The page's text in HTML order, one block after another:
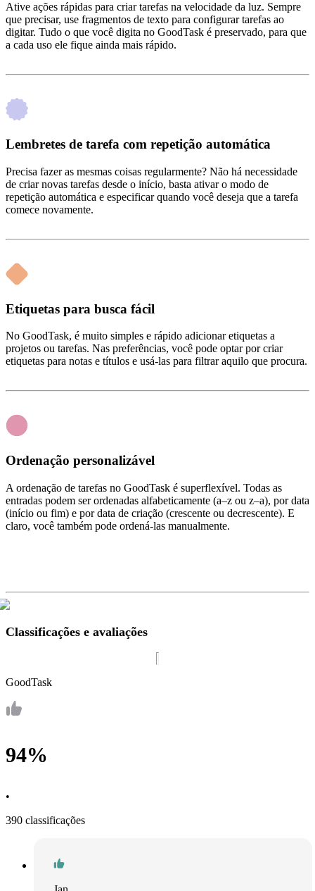
Ative ações rápidas para criar tarefas na velocidade da luz. Sempre
que precisar, use fragmentos de texto para configurar tarefas ao
digitar. Tudo o que você digita no GoodTask é preservado, para que
a cada uso ele fique ainda mais rápido.
Lembretes de tarefa com repetição automática
Precisa fazer as mesmas coisas regularmente? Não há necessidade
de criar novas tarefas desde o início, basta ativar o modo de
repetição automática e especificar quando você deseja que a tarefa
comece novamente.
Etiquetas para busca fácil
No GoodTask, é muito simples e rápido adicionar etiquetas a
projetos ou tarefas. Nas preferências, você pode optar por criar
etiquetas para notas e títulos e usá‑las para filtrar aquilo que procura.
Ordenação personalizável
A ordenação de tarefas no GoodTask é superflexível. Todas as
entradas podem ser ordenadas alfabeticamente (a–z ou z–a), por data
(início ou fim) e por data de criação (crescente ou decrescente). E
claro, você também pode ordená‑las manualmente.
Classificações e avaliações
GoodTask
94%
•
390 classificações